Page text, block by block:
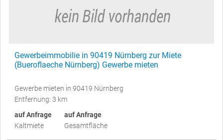
Gewerbeimmobilie in 90419 Nürnberg zur Miete
(Bueroflaeche Nürnberg) Gewerbe mieten
Gewerbe mieten in 90419 Nürnberg
Entfernung: 3 km
auf Anfrage
Kaltmiete
auf Anfrage
Gesamtfläche